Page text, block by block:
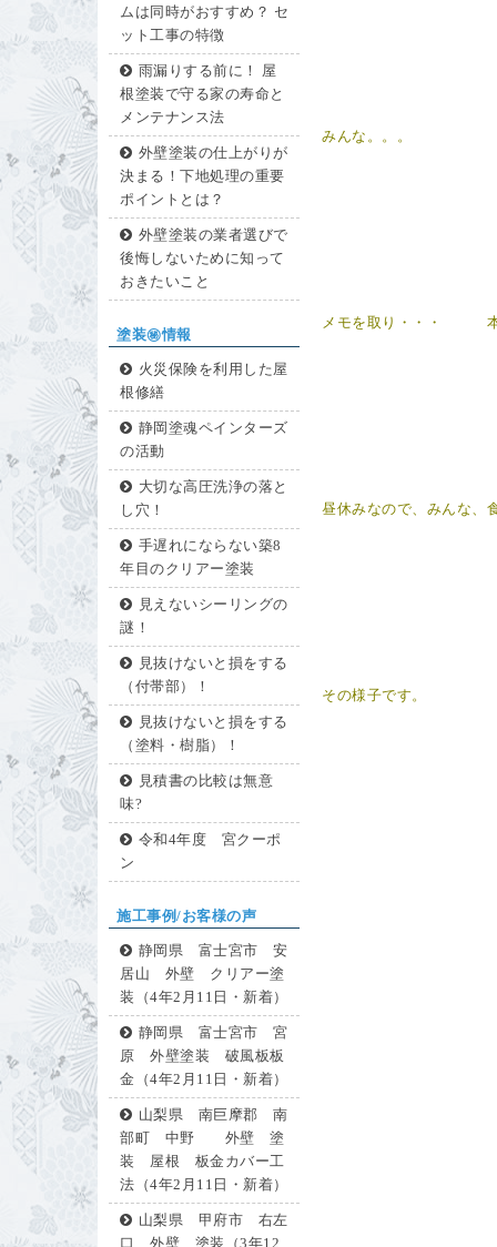
ムは同時がおすすめ？ セ
ット工事の特徴
雨漏りする前に！ 屋
根塗装で守る家の寿命と
メンテナンス法
外壁塗装の仕上がりが
決まる！下地処理の重要
ポイントとは？
外壁塗装の業者選びで
後悔しないために知って
おきたいこと
塗装㊙情報
火災保険を利用した屋
根修繕
静岡塗魂ペインターズ
の活動
大切な高圧洗浄の落と
し穴！
手遅れにならない築8
年目のクリアー塗装
見えないシーリングの
謎！
見抜けないと損をする
（付帯部）！
見抜けないと損をする
（塗料・樹脂）！
見積書の比較は無意
味?
令和4年度 宮クーポ
ン
施工事例/お客様の声
静岡県 富士宮市 安
居山 外壁 クリアー塗
装（4年2月11日・新着）
静岡県 富士宮市 宮
原 外壁塗装 破風板板
金（4年2月11日・新着）
山梨県 南巨摩郡 南
部町 中野 外壁 塗
装 屋根 板金カバー工
法（4年2月11日・新着）
山梨県 甲府市 右左
口 外壁 塗装（3年12
みんな。。。
メモを取り・・・ 本
昼休みなので、みんな、
その様子です。